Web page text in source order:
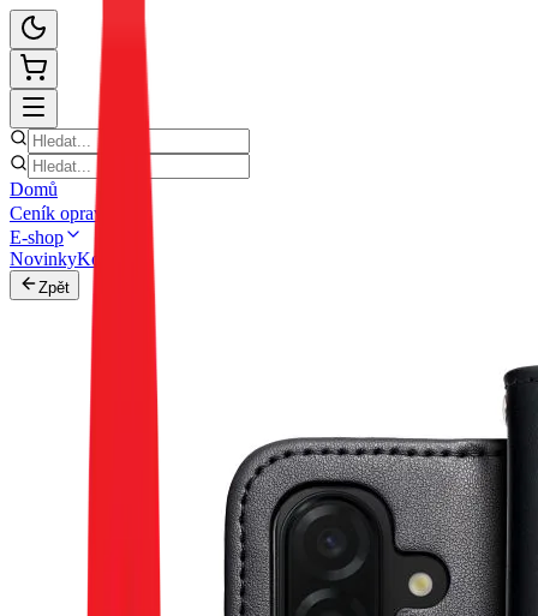
Domů
Ceník oprav
E-shop
NovinkyKontakt
Zpět